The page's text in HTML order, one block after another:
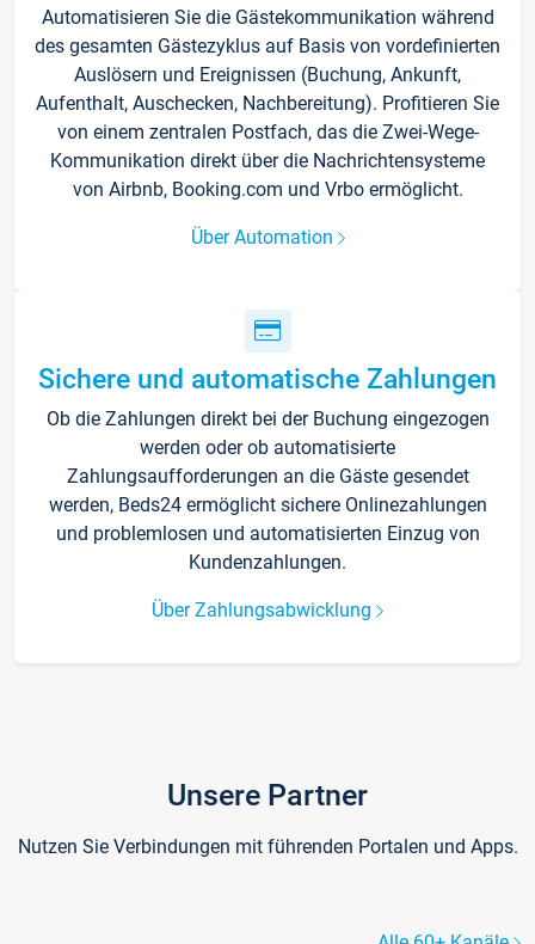
Automatisieren Sie die Gästekommunikation während
des gesamten Gästezyklus auf Basis von vordefinierten
Auslösern und Ereignissen (Buchung, Ankunft,
Aufenthalt, Auschecken, Nachbereitung). Profitieren Sie
von einem zentralen Postfach, das die Zwei-Wege-
Kommunikation direkt über die Nachrichtensysteme
von Airbnb, Booking.com und Vrbo ermöglicht.
Über Automation
Sichere und automatische Zahlungen
Ob die Zahlungen direkt bei der Buchung eingezogen
werden oder ob automatisierte
Zahlungsaufforderungen an die Gäste gesendet
werden, Beds24 ermöglicht sichere Onlinezahlungen
und problemlosen und automatisierten Einzug von
Kundenzahlungen.
Über Zahlungsabwicklung
Unsere Partner
Nutzen Sie Verbindungen mit führenden Portalen und Apps.